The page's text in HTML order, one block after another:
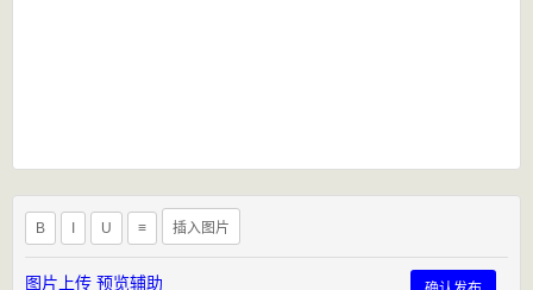
B U ≡ 插入图片
图片上传 预览辅助